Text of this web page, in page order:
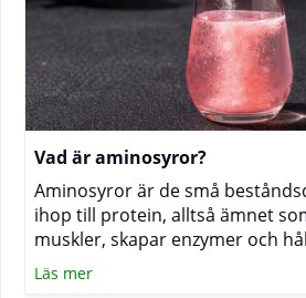
Vad är aminosyror?
Aminosyror är de små
ihop till protein, alltså ämnet
muskler, skapar enzymer och
immunförsvaret i gång. Oavsett
Läs mer